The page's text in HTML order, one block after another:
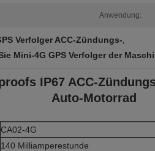
Anwendung:
Verfolger ACC-Zündungs-,
Mini-4G GPS Verfolger der
IP67 ACC-
Auto-Motorrad
CA02-4G
140 Milliamperestunde